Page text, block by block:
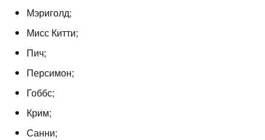
Мэриголд;
Мисс Китти;
Пич;
Персимон;
Гоббс;
Крим;
Санни;